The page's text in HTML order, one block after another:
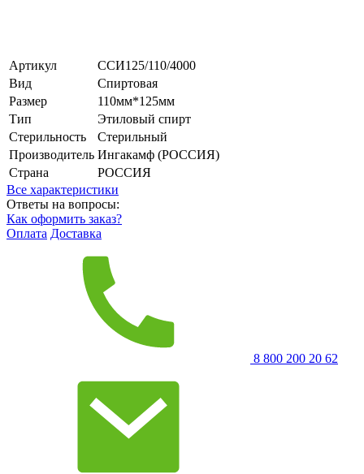
Артикул
ССИ125/110/4000
Вид
Спиртовая
Размер
110мм*125мм
Тип
Этиловый спирт
Стерильность
Стерильный
Производитель Ингакамф (РОССИЯ)
Страна
РОССИЯ
Все характеристики
Ответы на вопросы:
Как оформить заказ?
Оплата Доставка
8 800 200 20 62